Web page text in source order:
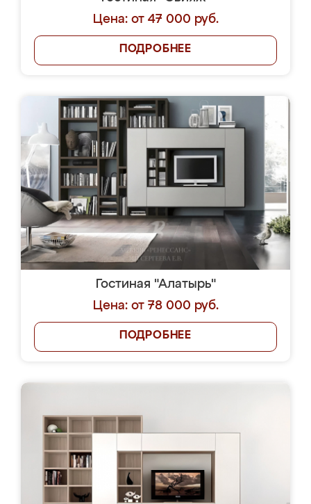
Цена: от 47 000 руб.
ПОДРОБНЕЕ
Гостиная "Алатырь"
Цена: от 78 000 руб.
ПОДРОБНЕЕ